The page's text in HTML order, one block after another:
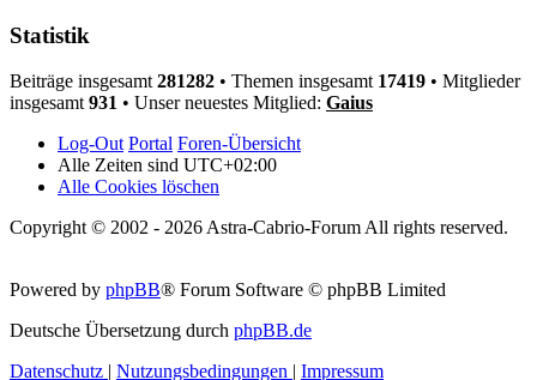
Statistik
Beiträge insgesamt 281282 • Themen insgesamt 17419 • Mitglieder
insgesamt 931 • Unser neuestes Mitglied: Gaius
Log-Out Portal Foren-Übersicht
Alle Zeiten sind UTC+02:00
Alle Cookies löschen
Copyright © 2002 - 2026 Astra-Cabrio-Forum All rights reserved.
Powered by phpBB® Forum Software © phpBB Limited
Deutsche Übersetzung durch phpBB.de
Datenschutz | Nutzungsbedingungen | Impressum